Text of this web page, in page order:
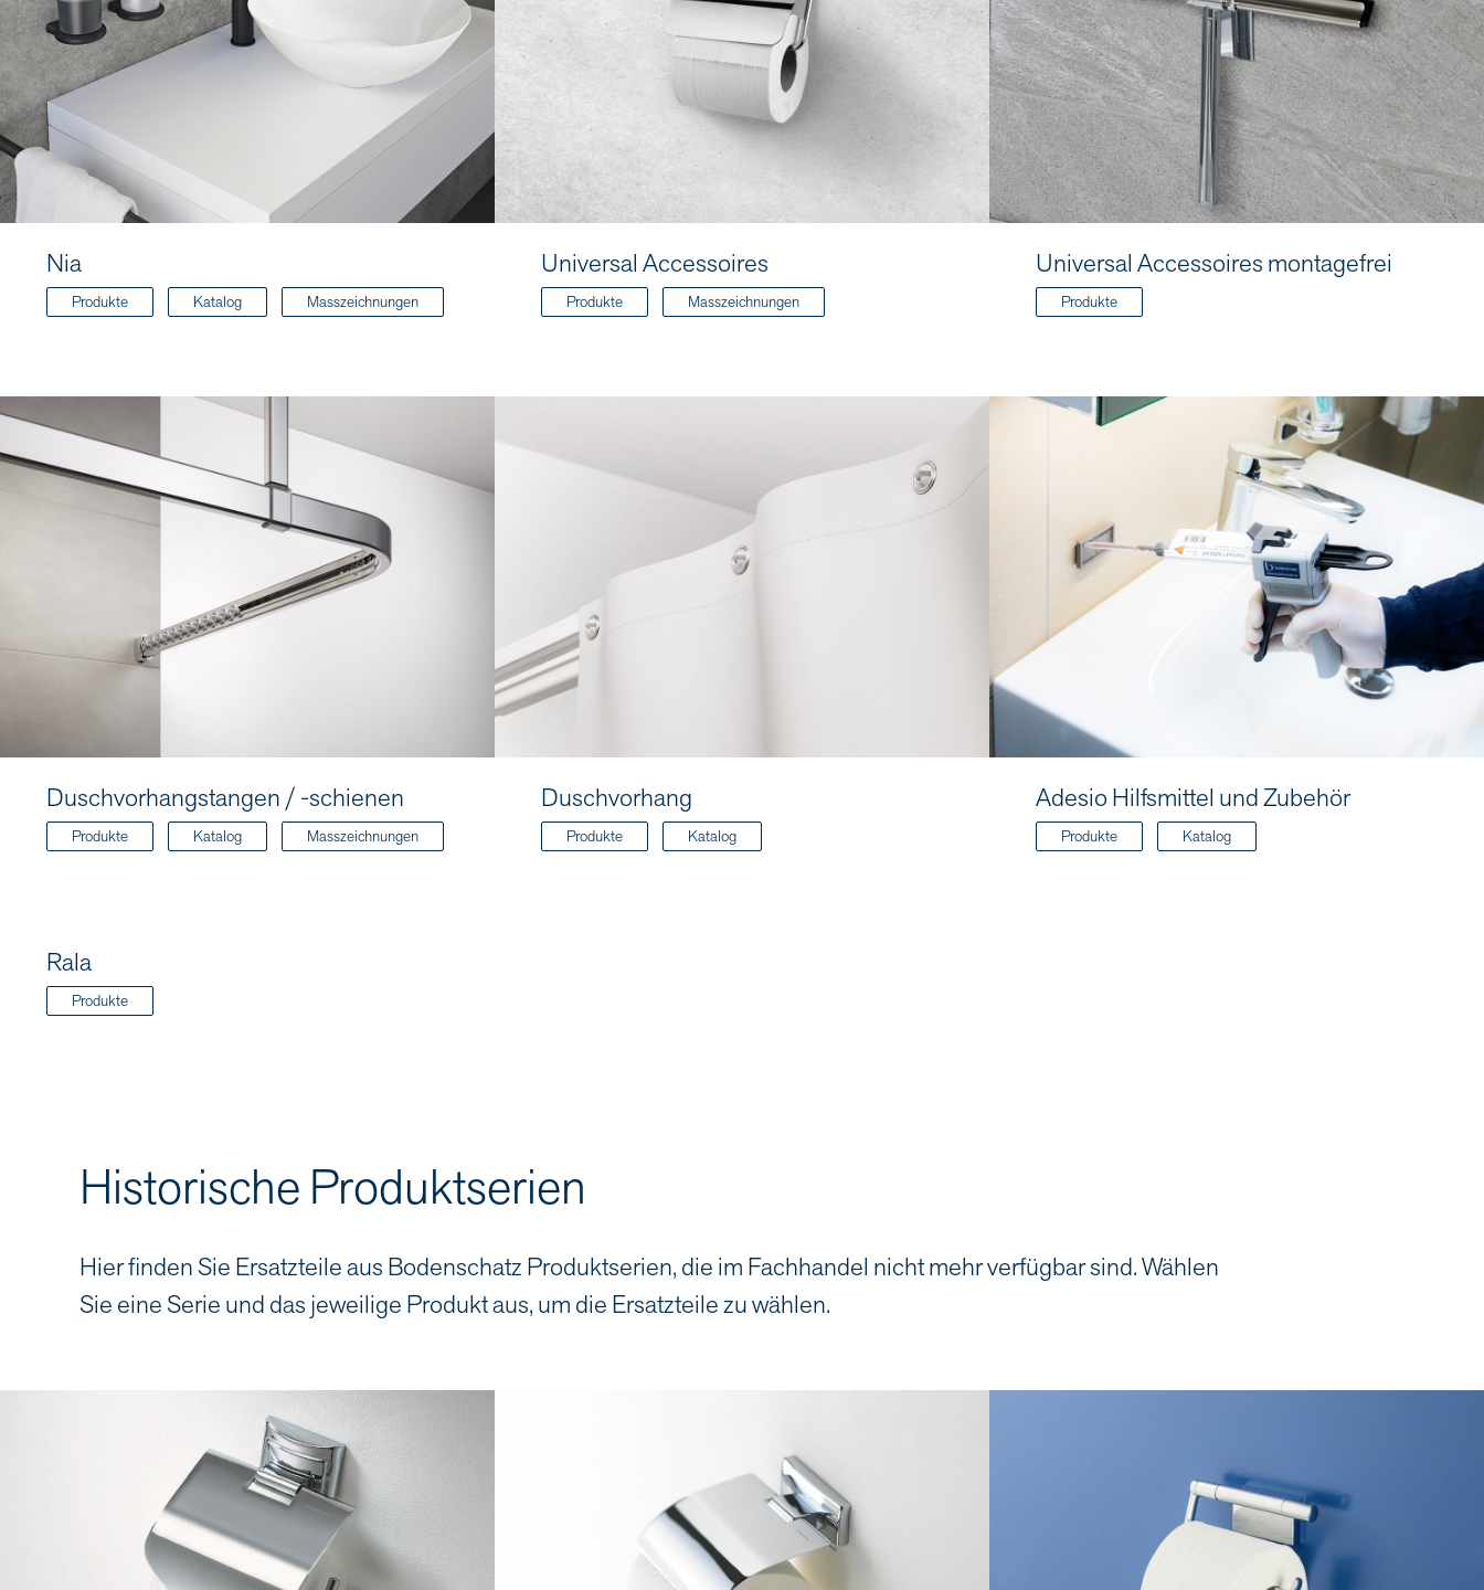
Nia
Produkte Katalog Masszeichnungen
Universal Accessoires
Produkte Masszeichnungen
Universal Accessoires montagefrei
Produkte
Duschvorhangstangen / -schienen
Produkte Katalog Masszeichnungen
Duschvorhang
Produkte Katalog
Adesio Hilfsmittel und Zubehör
Produkte Katalog
Rala
Produkte
Historische Produktserien
Hier finden Sie Ersatzteile aus Bodenschatz Produktserien, die im Fachhandel nicht mehr verfügbar sind. Wählen
Sie eine Serie und das jeweilige Produkt aus, um die Ersatzteile zu wählen.